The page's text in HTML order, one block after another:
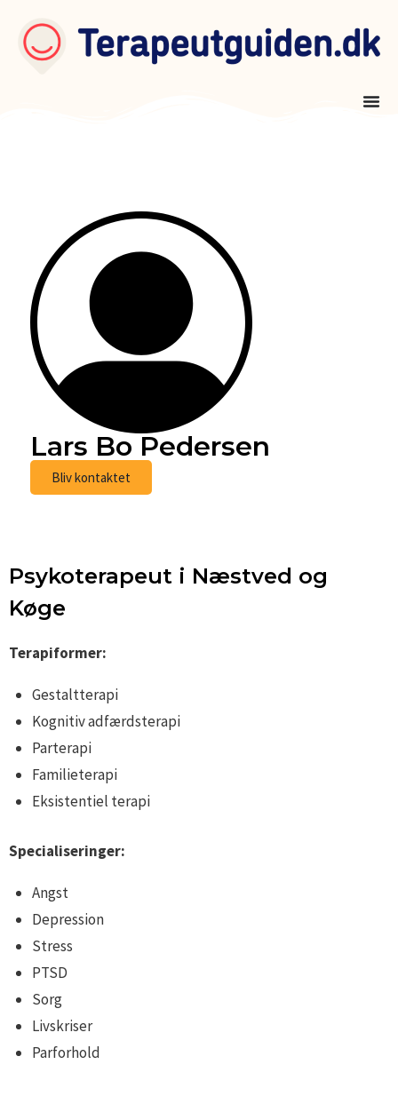
Lars Bo Pedersen
Bliv kontaktet
Psykoterapeut i Næstved og
Køge
Terapiformer:
Gestaltterapi
Kognitiv adfærdsterapi
Parterapi
Familieterapi
Eksistentiel terapi
Specialiseringer:
Angst
Depression
Stress
PTSD
Sorg
Livskriser
Parforhold